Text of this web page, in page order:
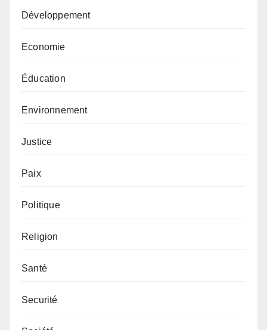
Développement
Economie
Éducation
Environnement
Justice
Paix
Politique
Religion
Santé
Securité